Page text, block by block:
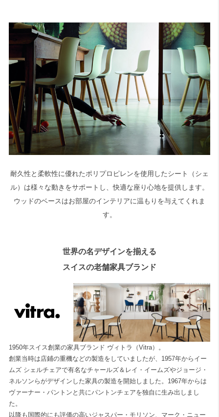
耐久性と柔軟性に優れたポリプロピレンを使用したシート（シェ
ル）は様々な動きをサポートし、快適な座り心地を提供します。
ウッドのベースはお部屋のインテリアに温もりを与えてくれま
す。
世界の名デザインを揃える
スイスの老舗家具ブランド
1950年スイス創業の家具ブランド ヴィトラ（Vitra）。
創業当時は店鋪の重機などの製造をしていましたが、1957年からイー
ムズ シェルチェアで有名なチャールズ＆レイ・イームズやジョージ・
ネルソンらがデザインした家具の製造を開始しました。1967年からは
ヴァーナー・パントンと共にパントンチェアを独自に生み出しまし
た。
以降も国際的にも評価の高いジャスパー・モリソン、マーク・ニュー